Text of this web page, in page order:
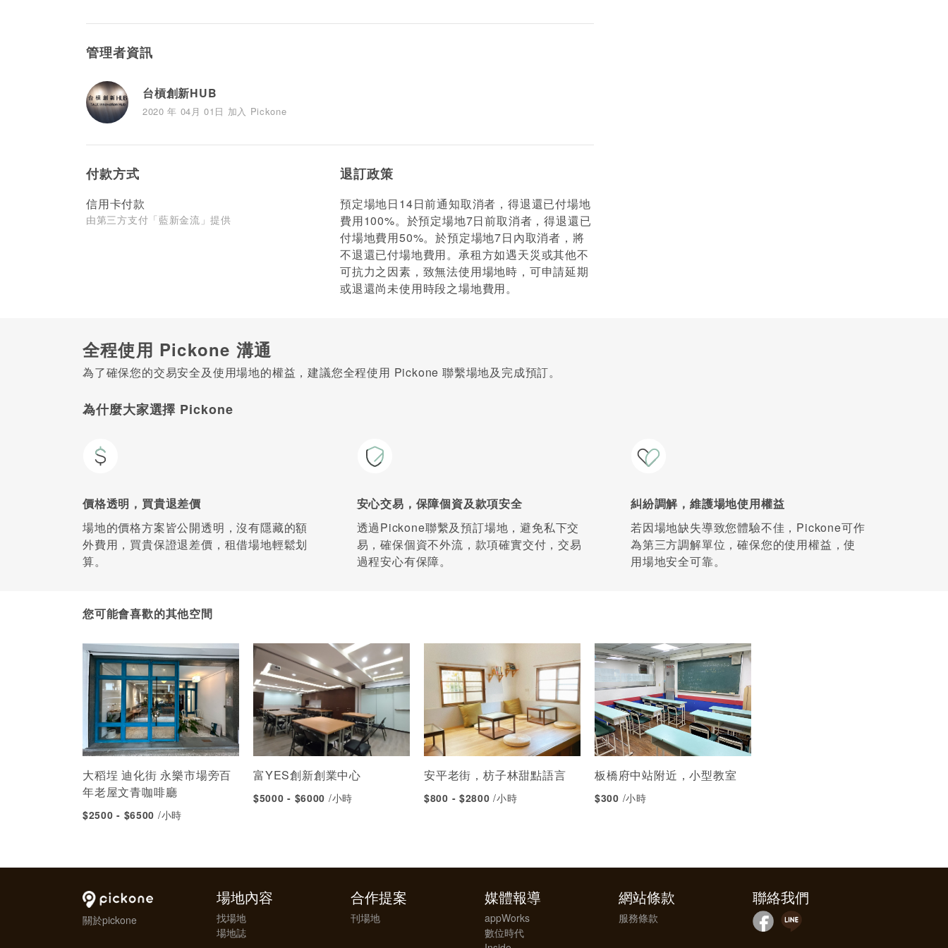
管理者資訊
台槓創新HUB
2020 年 04月 01日 加入 Pickone
付款方式
信用卡付款
由第三方支付「藍新金流」提供
退訂政策
預定場地日14日前通知取消者，得退還已付場地
費用100%。於預定場地7日前取消者，得退還已
付場地費用50%。於預定場地7日內取消者，將
不退還已付場地費用。承租方如遇天災或其他不
可抗力之因素，致無法使用場地時，可申請延期
或退還尚未使用時段之場地費用。
全程使用 Pickone 溝通
為了確保您的交易安全及使用場地的權益，建議您全程使用 Pickone 聯繫場地及完成預訂。
為什麼大家選擇 Pickone
價格透明，買貴退差價
場地的價格方案皆公開透明，沒有隱藏的額
外費用，買貴保證退差價，租借場地輕鬆划
算。
安心交易，保障個資及款項安全
透過Pickone聯繫及預訂場地，避免私下交
易，確保個資不外流，款項確實交付，交易
過程安心有保障。
糾紛調解，維護場地使用權益
若因場地缺失導致您體驗不佳，Pickone可作
為第三方調解單位，確保您的使用權益，使
用場地安全可靠。
您可能會喜歡的其他空間
大稻埕 迪化街 永樂市場旁百
年老屋文青咖啡廳
$2500 - $6500 /小時
富YES創新創業中心
$5000 - $6000 /小時
安平老街，枋子林甜點語言
$800 - $2800/小時
板橋府中站附近，小型教室
$300 /小時
關於pickone
場地內容
找場地
場地誌
合作提案
刊場地
媒體報導
appWorks
數位時代
網站條款
服務條款
聯絡我們